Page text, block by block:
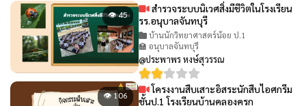
👁 45
สำรวจระบบนิเวศสิ่งมีชีวิตในโรงเรียน
รร.อนุบาลจันทบุรี
บ้านนักวิทยาศาสตร์น้อย ป.1
🏫 อนุบาลจันทบุรี
@ประพาพร หงษ์สุวรรณ
👁 106
โครงงานสืบเสาะอิสระนักสืบไอศกรีม
ชั้นป.1 โรงเรียนบ้านคลองครก